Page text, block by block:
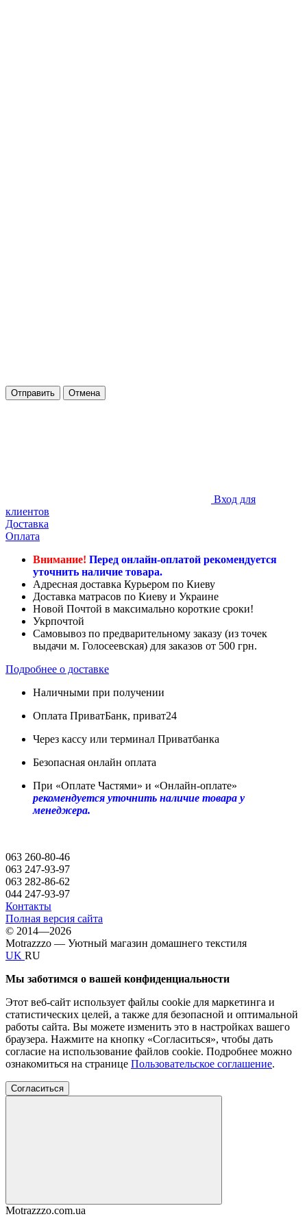
Отправить Отмена
Вход для
клиентов
Доставка
Оплата
Внимание! Перед онлайн-оплатой рекомендуется
уточнить наличие товара.
Адресная доставка Курьером по Киеву
Доставка матрасов по Киеву и Украине
Новой Почтой в максимально короткие сроки!
Укрпочтой
Самовывоз по предварительному заказу (из точек
выдачи м. Голосеевская) для заказов от 500 грн.
Подробнее о доставке
Наличными при получении
Оплата ПриватБанк, приват24
Через кассу или терминал Приватбанка
Безопасная онлайн оплата
При «Оплате Частями» и «Онлайн-оплате»
рекомендуется уточнить наличие товара у
менеджера.
063 260-80-46
063 247-93-97
063 282-86-62
044 247-93-97
Контакты
Полная версия сайта
© 2014—2026
Motrazzzo — Уютный магазин домашнего текстиля
UK RU
Мы заботимся о вашей конфиденциальности
Этот веб-сайт использует файлы cookie для маркетинга и
статистических целей, а также для безопасной и оптимальной
работы сайта. Вы можете изменить это в настройках вашего
браузера. Нажмите на кнопку «Согласиться», чтобы дать
согласие на использование файлов cookie. Подробнее можно
ознакомиться на странице Пользовательское соглашение.
Согласиться
Motrazzzo.com.ua